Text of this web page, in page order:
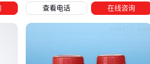
稳定的容器更可靠：
充不是越贵越好，而是要看成分是否匹配
确核心需求再选择对应方案。需要时可以
查看电话 在线咨询